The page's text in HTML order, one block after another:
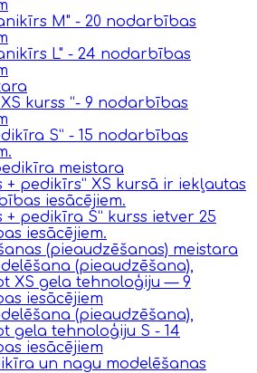
M" - 20 nodarbības
L" - 24 nodarbības
kurss “- 9 nodarbības
S” - 15 nodarbības
meistara
+ pedikīrs” XS kursā ir iekļautas
iesācējiem.
+ pedikīra S” kurss ietver 25
iesācējiem.
(pieaudzēšanas) meistara
(pieaudzēšana),
XS gela tehnoloģiju — 9
iesācējiem
(pieaudzēšana),
gela tehnoloģiju S - 14
iesācējiem
un nagu modelēšanas